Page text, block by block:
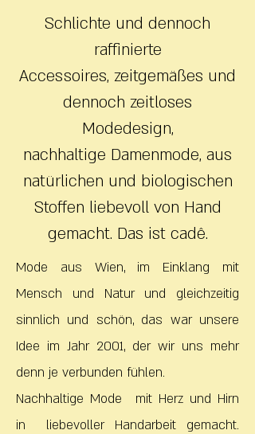
Schlichte und dennoch
raffinierte
Accessoires, zeitgemäßes und
dennoch zeitloses
Modedesign,
nachhaltige Damenmode, aus
natürlichen und biologischen
Stoffen liebevoll von Hand
gemacht. Das ist cadê.
Mode aus Wien, im Einklang mit
Mensch und Natur und gleichzeitig
sinnlich und schön, das war unsere
Idee im Jahr 2001, der wir uns mehr
denn je verbunden fühlen.
Nachhaltige Mode mit Herz und Hirn
in liebevoller Handarbeit gemacht.